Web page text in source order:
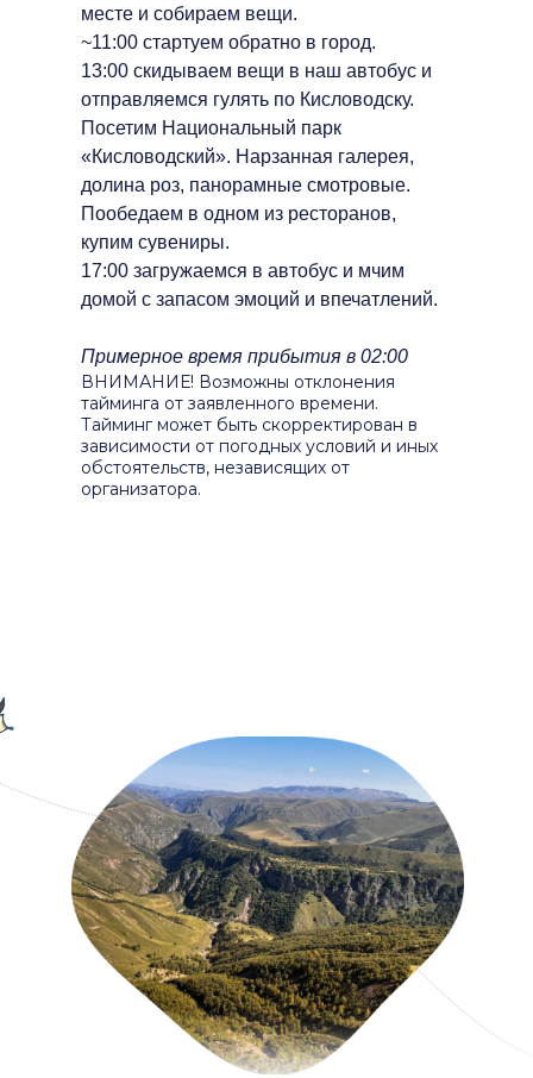
месте и собираем вещи.
~11:00 стартуем обратно в город.
13:00 скидываем вещи в наш автобус и
отправляемся гулять по Кисловодску.
Посетим Национальный парк
«Кисловодский». Нарзанная галерея,
долина роз, панорамные смотровые.
Пообедаем в одном из ресторанов,
купим сувениры.
17:00 загружаемся в автобус и мчим
домой с запасом эмоций и впечатлений.
Примерное время прибытия в 02:00
ВНИМАНИЕ! Возможны отклонения
тайминга от заявленного времени.
Тайминг может быть скорректирован в
зависимости от погодных условий и иных
обстоятельств, независящих от
организатора.